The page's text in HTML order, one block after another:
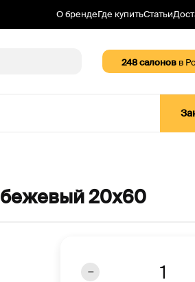
О брендеГде купитьСтатьи
248салонов в
20х60